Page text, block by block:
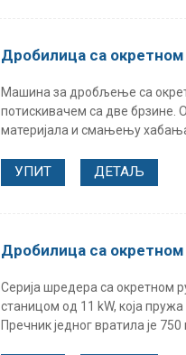
Дробилица са окретном
Машина за дробљење са
потискивачем са две брзине.
материјала и смањењу
УПИТ ДЕТАЉ
Дробилица са
Серија шредера са окретном
станицом од 11 kW, која
Пречник једног вратила је 750